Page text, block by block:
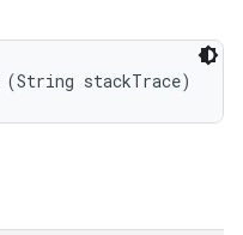
stackTrace)